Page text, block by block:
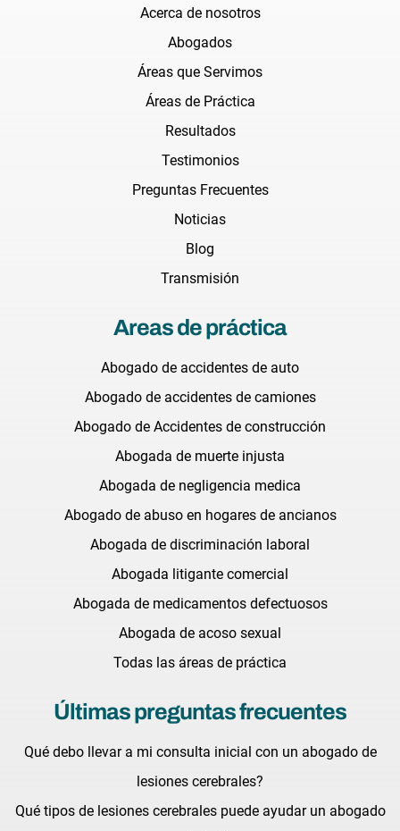
Acerca de nosotros
Abogados
Áreas que Servimos
Áreas de Práctica
Resultados
Testimonios
Preguntas Frecuentes
Noticias
Blog
Transmisión
Areas de práctica
Abogado de accidentes de auto
Abogado de accidentes de camiones
Abogado de Accidentes de construcción
Abogada de muerte injusta
Abogada de negligencia medica
Abogado de abuso en hogares de ancianos
Abogada de discriminación laboral
Abogada litigante comercial
Abogada de medicamentos defectuosos
Abogada de acoso sexual
Todas las áreas de práctica
Últimas preguntas frecuentes
Qué debo llevar a mi consulta inicial con un abogado de
lesiones cerebrales?
Qué tipos de lesiones cerebrales puede ayudar un abogado